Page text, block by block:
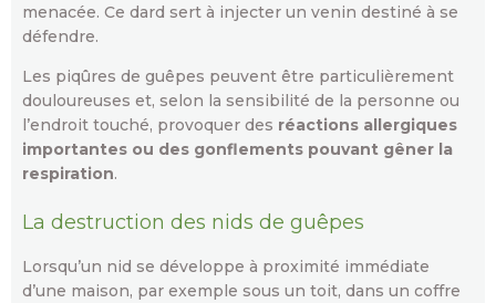
menacée. Ce dard sert à injecter un venin destiné à se
défendre.
Les piqûres de guêpes peuvent être particulièrement
douloureuses et, selon la sensibilité de la personne ou
l’endroit touché, provoquer des réactions allergiques
importantes ou des gonflements pouvant gêner la
respiration.
La destruction des nids de guêpes
Lorsqu’un nid se développe à proximité immédiate
d’une maison, par exemple sous un toit, dans un coffre